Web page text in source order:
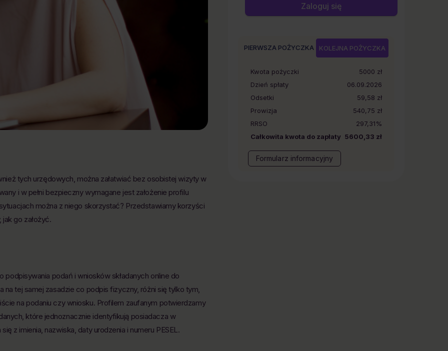
tych urzędowych, można załatwiać bez osobistej wizyty w
i w pełni bezpieczny wymagane jest założenie profilu
można z niego skorzystać? Przedstawiamy korzyści
go założyć.
podań i wniosków składanych online do
tej samej zasadzie co podpis fizyczny, różni się tylko tym,
na podaniu czy wniosku. Profilem zaufanym potwierdzamy
które jednoznacznie identyfikują posiadacza w
z imienia, nazwiska, daty urodzenia i numeru PESEL.
Zaloguj się
PIERWSZA POŻYCZKA KOLEJNA POŻYCZKA
Kwota pożyczki 5000 zł
Dzień spłaty
06.09.2026
Odsetki
59,58 zł
Prowizja
540,75 zł
RRSO
297,31%
Całkowita kwota do zapłaty 5600,33 zł
Formularz informacyjny